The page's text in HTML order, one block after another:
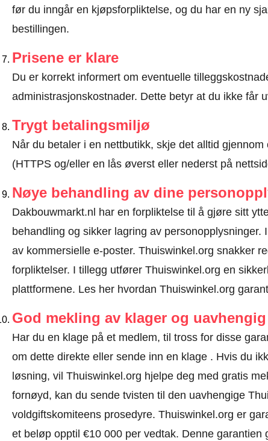
før du inngår en kjøpsforpliktelse, og du har en ny
bestillingen.
Prisene er klare
Du er korrekt informert om eventuelle
administrasjonskostnader. Dette betyr at du ikke får
Trygt betalingsmiljø
Når du betaler i en nettbutikk, skje det alltid
(HTTPS og/eller en lås øverst eller nederst på
Nøye behandling av dine
Dakbouwmarkt.nl har en forpliktelse til å gjøre sitt
behandling og sikker lagring av
av kommersielle e-poster. Thuiswinkel.org snakker
forpliktelser. I tillegg utfører Thuiswinkel.org en
plattformene. Les her hvordan Thuiswinkel.org
God mekling av klager og
Har du en klage på et medlem, til tross for disse
om dette direkte ellersende inn en klage. Hvis du
løsning, vil Thuiswinkel.org hjelpe deg med gratis
fornøyd, kan du sende tvisten til den uavhengige
voldgiftskomiteens prosedyre. Thuiswinkel.org er
et beløp opptil €10 000 per vedtak. Denne